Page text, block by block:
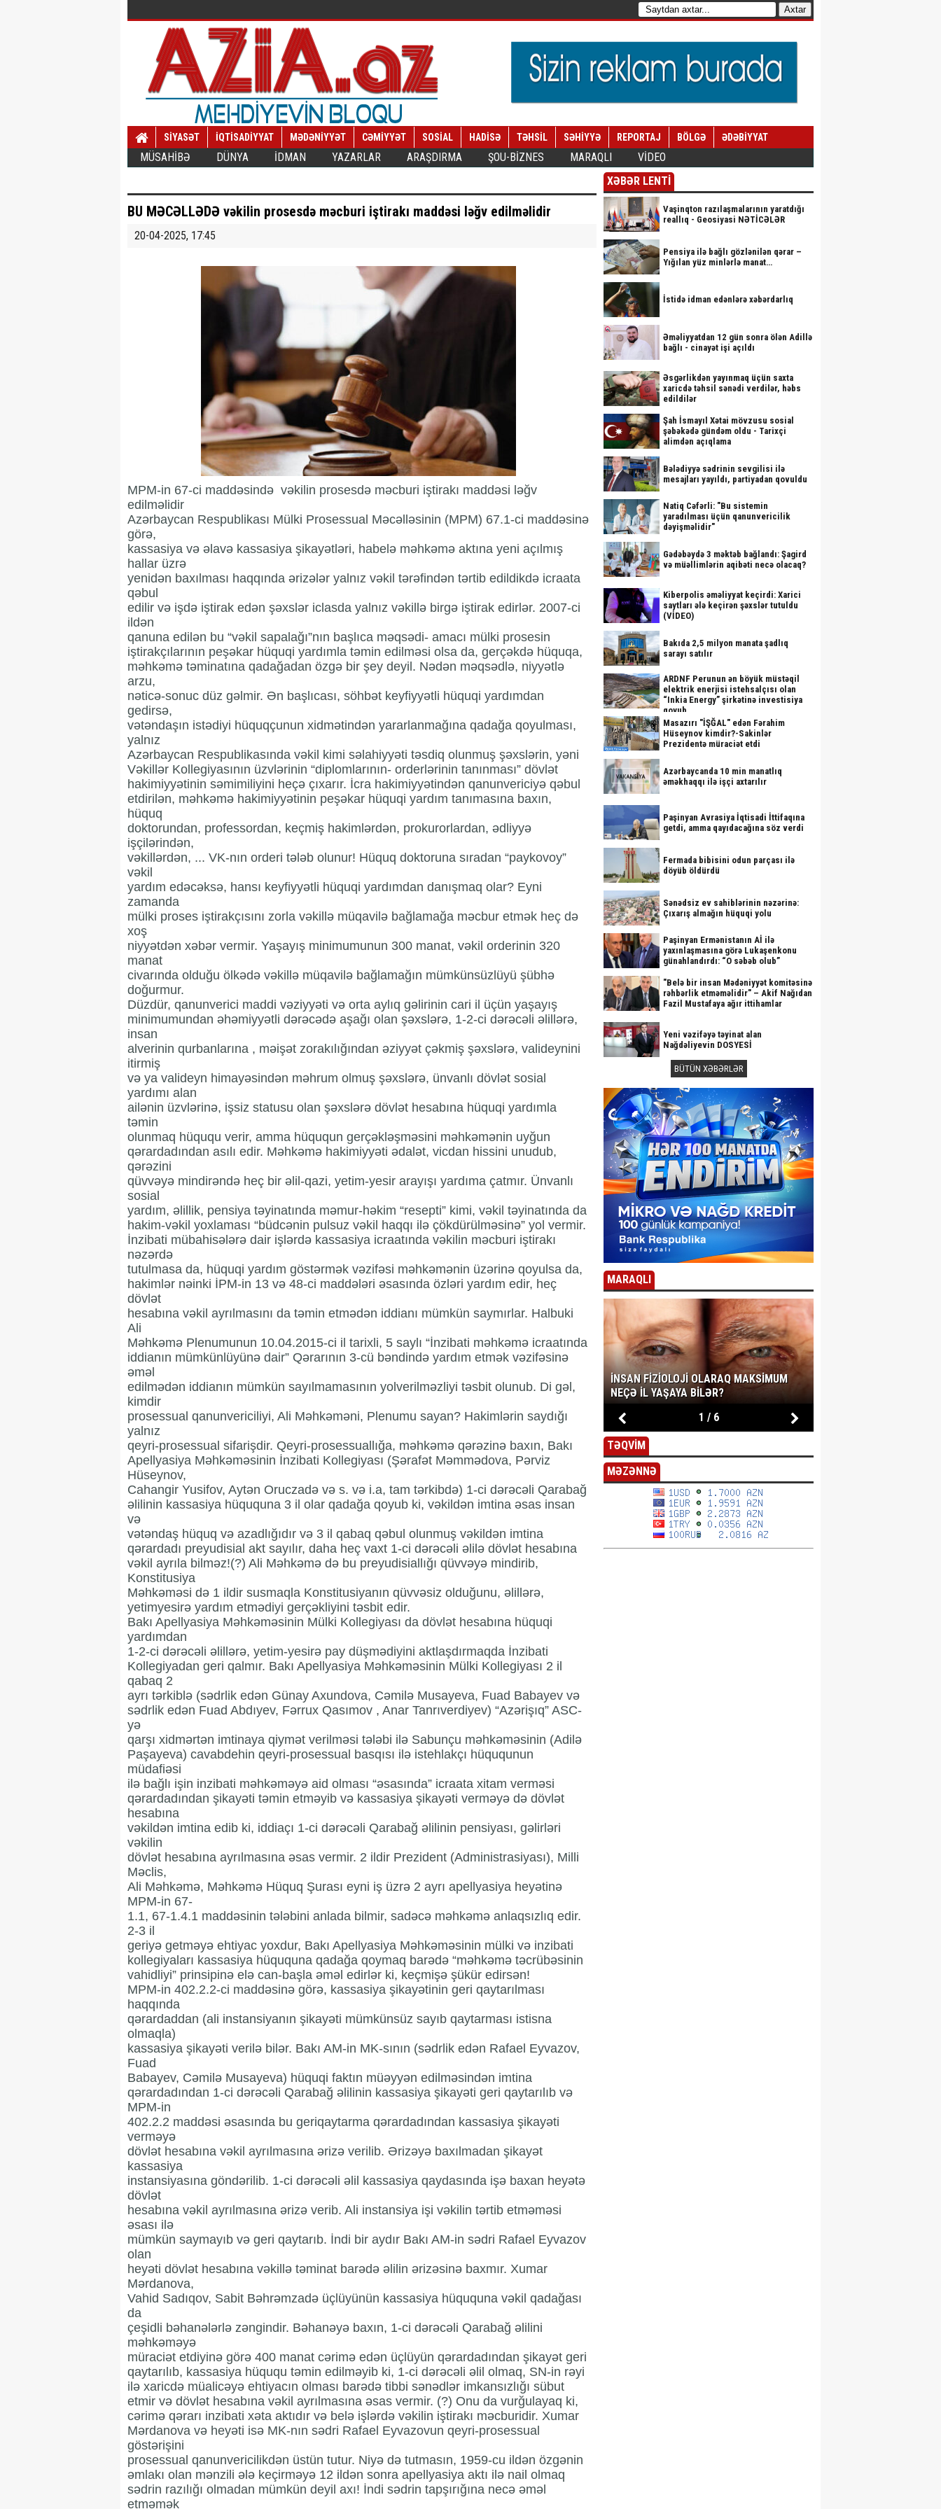
SİYASƏT İQTİSADİYYAT MƏDƏNİYYƏT CƏMİYYƏT SOSİAL HADİSƏ TƏHSİL SƏHİYYƏ REPORTAJ BÖLGƏ ƏDƏBİYYAT
MÜSAHİBƏ DÜNYA İDMAN YAZARLAR ARAŞDIRMA ŞOU-BİZNES MARAQLI VİDEO
BU MƏCƏLLƏDƏ vəkilin prosesdə məcburi iştirakı maddəsi ləğv edilməlidir
20-04-2025, 17:45
MPM-in 67-ci maddəsində vəkilin prosesdə məcburi iştirakı maddəsi ləğv
edilməlidir
Azərbaycan Respublikası Mülki Prosessual Məcəlləsinin (MPM) 67.1-ci maddəsinə
görə,
kassasiya və əlavə kassasiya şikayətləri, habelə məhkəmə aktına yeni açılmış
hallar üzrə
yenidən baxılması haqqında ərizələr yalnız vəkil tərəfindən tərtib edildikdə icraata
qəbul
edilir və işdə iştirak edən şəxslər iclasda yalnız vəkillə birgə iştirak edirlər. 2007-ci
ildən
qanuna edilən bu “vəkil sapalağı”nın başlıca məqsədi- amacı mülki prosesin
iştirakçılarının peşəkar hüquqi yardımla təmin edilməsi olsa da, gerçəkdə hüquqa,
məhkəmə təminatına qadağadan özgə bir şey deyil. Nədən məqsədlə, niyyətlə
arzu,
nəticə-sonuc düz gəlmir. Ən başlıcası, söhbət keyfiyyətli hüquqi yardımdan
gedirsə,
vətəndaşın istədiyi hüquqçunun xidmətindən yararlanmağına qadağa qoyulması,
yalnız
Azərbaycan Respublikasında vəkil kimi səlahiyyəti təsdiq olunmuş şəxslərin, yəni
Vəkillər Kollegiyasının üzvlərinin “diplomlarının- orderlərinin tanınması” dövlət
hakimiyyətinin səmimiliyini heçə çıxarır. İcra hakimiyyətindən qanunvericiyə qəbul
etdirilən, məhkəmə hakimiyyətinin peşəkar hüquqi yardım tanımasına baxın,
hüquq
doktorundan, professordan, keçmiş hakimlərdən, prokurorlardan, ədliyyə
işçilərindən,
vəkillərdən, ... VK-nın orderi tələb olunur! Hüquq doktoruna sıradan “paykovoy”
vəkil
yardım edəcəksə, hansı keyfiyyətli hüquqi yardımdan danışmaq olar? Eyni
zamanda
mülki proses iştirakçısını zorla vəkillə müqavilə bağlamağa məcbur etmək heç də
xoş
niyyətdən xəbər vermir. Yaşayış minimumunun 300 manat, vəkil orderinin 320
manat
civarında olduğu ölkədə vəkillə müqavilə bağlamağın mümkünsüzlüyü şübhə
doğurmur.
Düzdür, qanunverici maddi vəziyyəti və orta aylıq gəlirinin cari il üçün yaşayış
minimumundan əhəmiyyətli dərəcədə aşağı olan şəxslərə, 1-2-ci dərəcəli əlillərə,
insan
alverinin qurbanlarına , məişət zorakılığından əziyyət çəkmiş şəxslərə, valideynini
itirmiş
və ya valideyn himayəsindən məhrum olmuş şəxslərə, ünvanlı dövlət sosial
yardımı alan
ailənin üzvlərinə, işsiz statusu olan şəxslərə dövlət hesabına hüquqi yardımla
təmin
olunmaq hüququ verir, amma hüququn gerçəkləşməsini məhkəmənin uyğun
qərardadından asılı edir. Məhkəmə hakimiyyəti ədalət, vicdan hissini unudub,
qərəzini
qüvvəyə mindirəndə heç bir əlil-qazi, yetim-yesir arayışı yardıma çatmır. Ünvanlı
sosial
yardım, əlillik, pensiya təyinatında məmur-həkim “resepti” kimi, vəkil təyinatında da
hakim-vəkil yoxlaması “büdcənin pulsuz vəkil haqqı ilə çökdürülməsinə” yol vermir.
İnzibati mübahisələrə dair işlərdə kassasiya icraatında vəkilin məcburi iştirakı
nəzərdə
tutulmasa da, hüquqi yardım göstərmək vəzifəsi məhkəmənin üzərinə qoyulsa da,
hakimlər nəinki İPM-in 13 və 48-ci maddələri əsasında özləri yardım edir, heç
dövlət
hesabına vəkil ayrılmasını da təmin etmədən iddianı mümkün saymırlar. Halbuki
Ali
Məhkəmə Plenumunun 10.04.2015-ci il tarixli, 5 saylı “İnzibati məhkəmə icraatında
iddianın mümkünlüyünə dair” Qərarının 3-cü bəndində yardım etmək vəzifəsinə
əməl
edilmədən iddianın mümkün sayılmamasının yolverilməzliyi təsbit olunub. Di gəl,
kimdir
prosessual qanunvericiliyi, Ali Məhkəməni, Plenumu sayan? Hakimlərin saydığı
yalnız
qeyri-prosessual sifarişdir. Qeyri-prosessuallığa, məhkəmə qərəzinə baxın, Bakı
Apellyasiya Məhkəməsinin İnzibati Kollegiyası (Şərafət Məmmədova, Pərviz
Hüseynov,
Cahangir Yusifov, Aytən Oruczadə və s. və i.a, tam tərkibdə) 1-ci dərəcəli Qarabağ
əlilinin kassasiya hüququna 3 il olar qadağa qoyub ki, vəkildən imtina əsas insan
və
vətəndaş hüquq və azadlığıdır və 3 il qabaq qəbul olunmuş vəkildən imtina
qərardadı preyudisial akt sayılır, daha heç vaxt 1-ci dərəcəli əlilə dövlət hesabına
vəkil ayrıla bilməz!(?) Ali Məhkəmə də bu preyudisiallığı qüvvəyə mindirib,
Konstitusiya
Məhkəməsi də 1 ildir susmaqla Konstitusiyanın qüvvəsiz olduğunu, əlillərə,
yetimyesirə yardım etmədiyi gerçəkliyini təsbit edir.
Bakı Apellyasiya Məhkəməsinin Mülki Kollegiyası da dövlət hesabına hüquqi
yardımdan
1-2-ci dərəcəli əlillərə, yetim-yesirə pay düşmədiyini aktlaşdırmaqda İnzibati
Kollegiyadan geri qalmır. Bakı Apellyasiya Məhkəməsinin Mülki Kollegiyası 2 il
qabaq 2
ayrı tərkiblə (sədrlik edən Günay Axundova, Cəmilə Musayeva, Fuad Babayev və
sədrlik edən Fuad Abdıyev, Fərrux Qasımov , Anar Tanrıverdiyev) “Azərişıq” ASC-
yə
qarşı xidmərtən imtinaya qiymət verilməsi tələbi ilə Sabunçu məhkəməsinin (Adilə
Paşayeva) cavabdehin qeyri-prosessual basqısı ilə istehlakçı hüququnun
müdafiəsi
ilə bağlı işin inzibati məhkəməyə aid olması “əsasında” icraata xitam verməsi
qərardadından şikayəti təmin etməyib və kassasiya şikayəti verməyə də dövlət
hesabına
vəkildən imtina edib ki, iddiaçı 1-ci dərəcəli Qarabağ əlilinin pensiyası, gəlirləri
vəkilin
dövlət hesabına ayrılmasına əsas vermir. 2 ildir Prezident (Administrasiyası), Milli
Məclis,
Ali Məhkəmə, Məhkəmə Hüquq Şurası eyni iş üzrə 2 ayrı apellyasiya heyətinə
MPM-in 67-
1.1, 67-1.4.1 maddəsinin tələbini anlada bilmir, sadəcə məhkəmə anlaqsızlıq edir.
2-3 il
geriyə getməyə ehtiyac yoxdur, Bakı Apellyasiya Məhkəməsinin mülki və inzibati
kollegiyaları kassasiya hüququna qadağa qoymaq barədə “məhkəmə təcrübəsinin
vahidliyi” prinsipinə elə can-başla əməl edirlər ki, keçmişə şükür edirsən!
MPM-in 402.2.2-ci maddəsinə görə, kassasiya şikayətinin geri qaytarılması
haqqında
qərardaddan (ali instansiyanın şikayəti mümkünsüz sayıb qaytarması istisna
olmaqla)
kassasiya şikayəti verilə bilər. Bakı AM-in MK-sının (sədrlik edən Rafael Eyvazov,
Fuad
Babayev, Cəmilə Musayeva) hüquqi faktın müəyyən edilməsindən imtina
qərardadından 1-ci dərəcəli Qarabağ əlilinin kassasiya şikayəti geri qaytarılıb və
MPM-in
402.2.2 maddəsi əsasında bu geriqaytarma qərardadından kassasiya şikayəti
verməyə
dövlət hesabına vəkil ayrılmasına ərizə verilib. Ərizəyə baxılmadan şikayət
kassasiya
instansiyasına göndərilib. 1-ci dərəcəli əlil kassasiya qaydasında işə baxan heyətə
dövlət
hesabına vəkil ayrılmasına ərizə verib. Ali instansiya işi vəkilin tərtib etməməsi
əsası ilə
mümkün saymayıb və geri qaytarıb. İndi bir aydır Bakı AM-in sədri Rafael Eyvazov
olan
heyəti dövlət hesabına vəkillə təminat barədə əlilin ərizəsinə baxmır. Xumar
Mərdanova,
Vahid Sadıqov, Sabit Bəhrəmzadə üçlüyünün kassasiya hüququna vəkil qadağası
da
çeşidli bəhanələrlə zəngindir. Bəhanəyə baxın, 1-ci dərəcəli Qarabağ əlilini
məhkəməyə
müraciət etdiyinə görə 400 manat cərimə edən üçlüyün qərardadından şikayət geri
qaytarılıb, kassasiya hüququ təmin edilməyib ki, 1-ci dərəcəli əlil olmaq, SN-in rəyi
ilə xaricdə müalicəyə ehtiyacın olması barədə tibbi sənədlər imkansızlığı sübut
etmir və dövlət hesabına vəkil ayrılmasına əsas vermir. (?) Onu da vurğulayaq ki,
cərimə qərarı inzibati xəta aktıdır və belə işlərdə vəkilin iştirakı məcburidir. Xumar
Mərdanova və heyəti isə MK-nın sədri Rafael Eyvazovun qeyri-prosessual
göstərişini
prosessual qanunvericilikdən üstün tutur. Niyə də tutmasın, 1959-cu ildən özgənin
əmlakı olan mənzili ələ keçirməyə 12 ildən sonra apellyasiya aktı ilə nail olmaq
sədrin razılığı olmadan mümkün deyil axı! İndi sədrin tapşırığına necə əməl
etməmək
XƏBƏR LENTİ
Vaşinqton razılaşmalarının yaratdığı
reallıq - Geosiyasi NƏTİCƏLƏR
Pensiya ilə bağlı gözlənilən qərar –
Yığılan yüz minlərlə manat…
İstidə idman edənlərə xəbərdarlıq
Əməliyyatdan 12 gün sonra ölən Adillə
bağlı - cinayət işi açıldı
Əsgərlikdən yayınmaq üçün saxta
xaricdə təhsil sənədi verdilər, həbs
edildilər
Şah İsmayıl Xətai mövzusu sosial
şəbəkədə gündəm oldu - Tarixçi
alimdən açıqlama
Bələdiyyə sədrinin sevgilisi ilə
mesajları yayıldı, partiyadan qovuldu
Natiq Cəfərli: "Bu sistemin
yaradılması üçün qanunvericilik
dəyişməlidir"
Gədəbəydə 3 məktəb bağlandı: Şagird
və müəllimlərin aqibəti necə olacaq?
Kiberpolis əməliyyat keçirdi: Xarici
saytları ələ keçirən şəxslər tutuldu
(VİDEO)
Bakıda 2,5 milyon manata şadlıq
sarayı satılır
ARDNF Perunun ən böyük müstəqil
elektrik enerjisi istehsalçısı olan
“Inkia Energy” şirkətinə investisiya
qoyub
Masazırı "İŞĞAL" edən Fərahim
Hüseynov kimdir?-Sakinlər
Prezidentə müraciət etdi
Azərbaycanda 10 min manatlıq
əməkhaqqı ilə işçi axtarılır
Paşinyan Avrasiya İqtisadi İttifaqına
getdi, amma qayıdacağına söz verdi
Fermada bibisini odun parçası ilə
döyüb öldürdü
Sənədsiz ev sahiblərinin nəzərinə:
Çıxarış almağın hüquqi yolu
Paşinyan Ermənistanın Aİ ilə
yaxınlaşmasına görə Lukaşenkonu
günahlandırdı: “O səbəb olub”
"Belə bir insan Mədəniyyət komitəsinə
rəhbərlik etməməlidir" – Akif Nağıdan
Fazil Mustafaya ağır ittihamlar
Yeni vəzifəyə təyinat alan
Nağdəliyevin DOSYESİ
BÜTÜN XƏBƏRLƏR
MARAQLI
İNSAN FIZIOLOJI OLARAQ MAKSIMUM
NEÇƏ IL YAŞAYA BILƏR?
1 / 6
TƏQVİM
MƏZƏNNƏ